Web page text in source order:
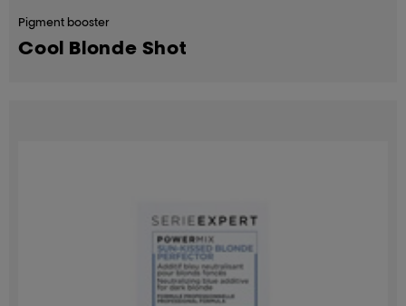
Pigment booster
Cool Blonde Shot